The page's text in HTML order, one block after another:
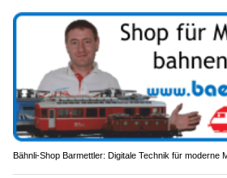
Bähnli-Shop Barmettler: Digitale Technik für moderne